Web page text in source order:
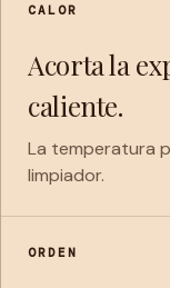
CALOR
Acorta la
caliente.
La temperatura
limpiador.
ORDEN